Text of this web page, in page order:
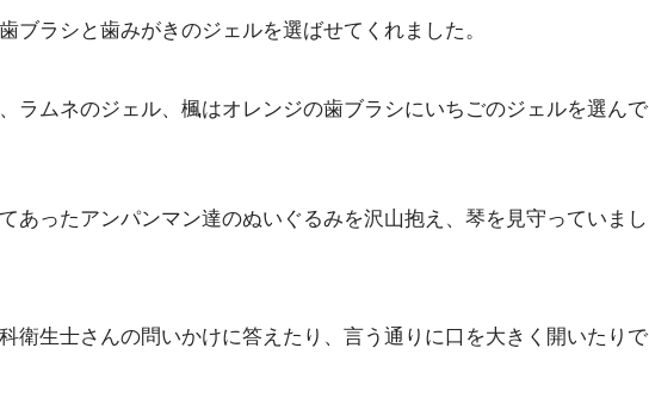
ブラシと歯みがきのジェルを選ばせてくれました。
ラムネのジェル、楓はオレンジの歯ブラシにいちごのジェルを選んで
あったアンパンマン達のぬいぐるみを沢山抱え、琴を見守っていまし
衛生士さんの問いかけに答えたり、言う通りに口を大きく開いたりで